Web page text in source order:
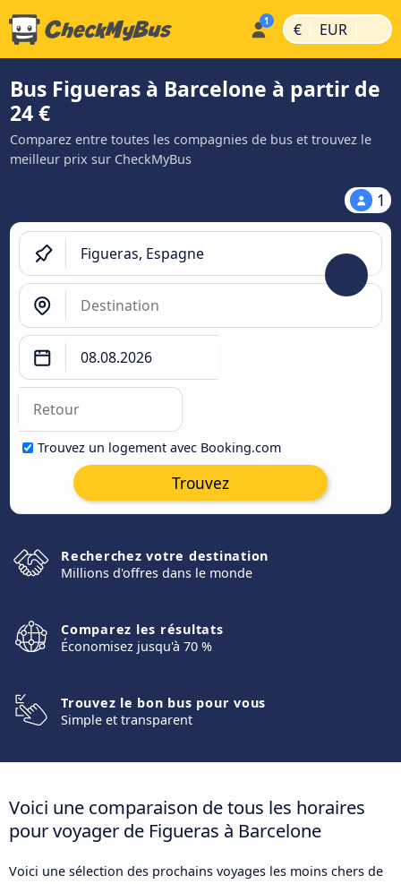
€ | EUR |
Bus Figueras à Barcelone à partir de
24 €
Comparez entre toutes les compagnies de bus et trouvez le
meilleur prix sur CheckMyBus
1
Trouvez un logement avec Booking.com
Trouvez
Recherchez votre destination
Millions d'offres dans le monde
Comparez les résultats
Économisez jusqu'à 70 %
Trouvez le bon bus pour vous
Simple et transparent
Voici une comparaison de tous les horaires
pour voyager de Figueras à Barcelone
Voici une sélection des prochains voyages les moins chers de